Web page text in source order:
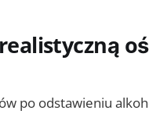
po odstawieniu